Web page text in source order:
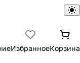
ИзбранноеКорзина